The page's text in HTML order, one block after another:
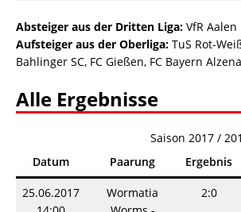
Absteiger aus der Dritten Liga: VfR Aalen
Aufsteiger aus der Oberliga: TuS Rot-
Bahlinger SC, FC Gießen, FC Bayern
Alle Ergebnisse
Saison 2017 /
Datum
Paarung Ergebnis
25.06.2017
Wormatia
2:0